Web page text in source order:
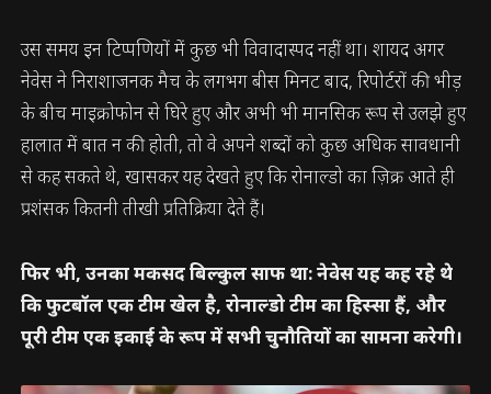
उस समय इन टिप्पणियों में कुछ भी विवादास्पद नहीं था। शायद अगर
नेवेस ने निराशाजनक मैच के लगभग बीस मिनट बाद, रिपोर्टरों की भीड़
के बीच माइक्रोफोन से घिरे हुए और अभी भी मानसिक रूप से उलझे हुए
हालात में बात न की होती, तो वे अपने शब्दों को कुछ अधिक सावधानी
से कह सकते थे, खासकर यह देखते हुए कि रोनाल्डो का ज़िक्र आते ही
प्रशंसक कितनी तीखी प्रतिक्रिया देते हैं।
फिर भी, उनका मकसद बिल्कुल साफ था: नेवेस यह कह रहे थे
कि फुटबॉल एक टीम खेल है, रोनाल्डो टीम का हिस्सा हैं, और
पूरी टीम एक इकाई के रूप में सभी चुनौतियों का सामना करेगी।